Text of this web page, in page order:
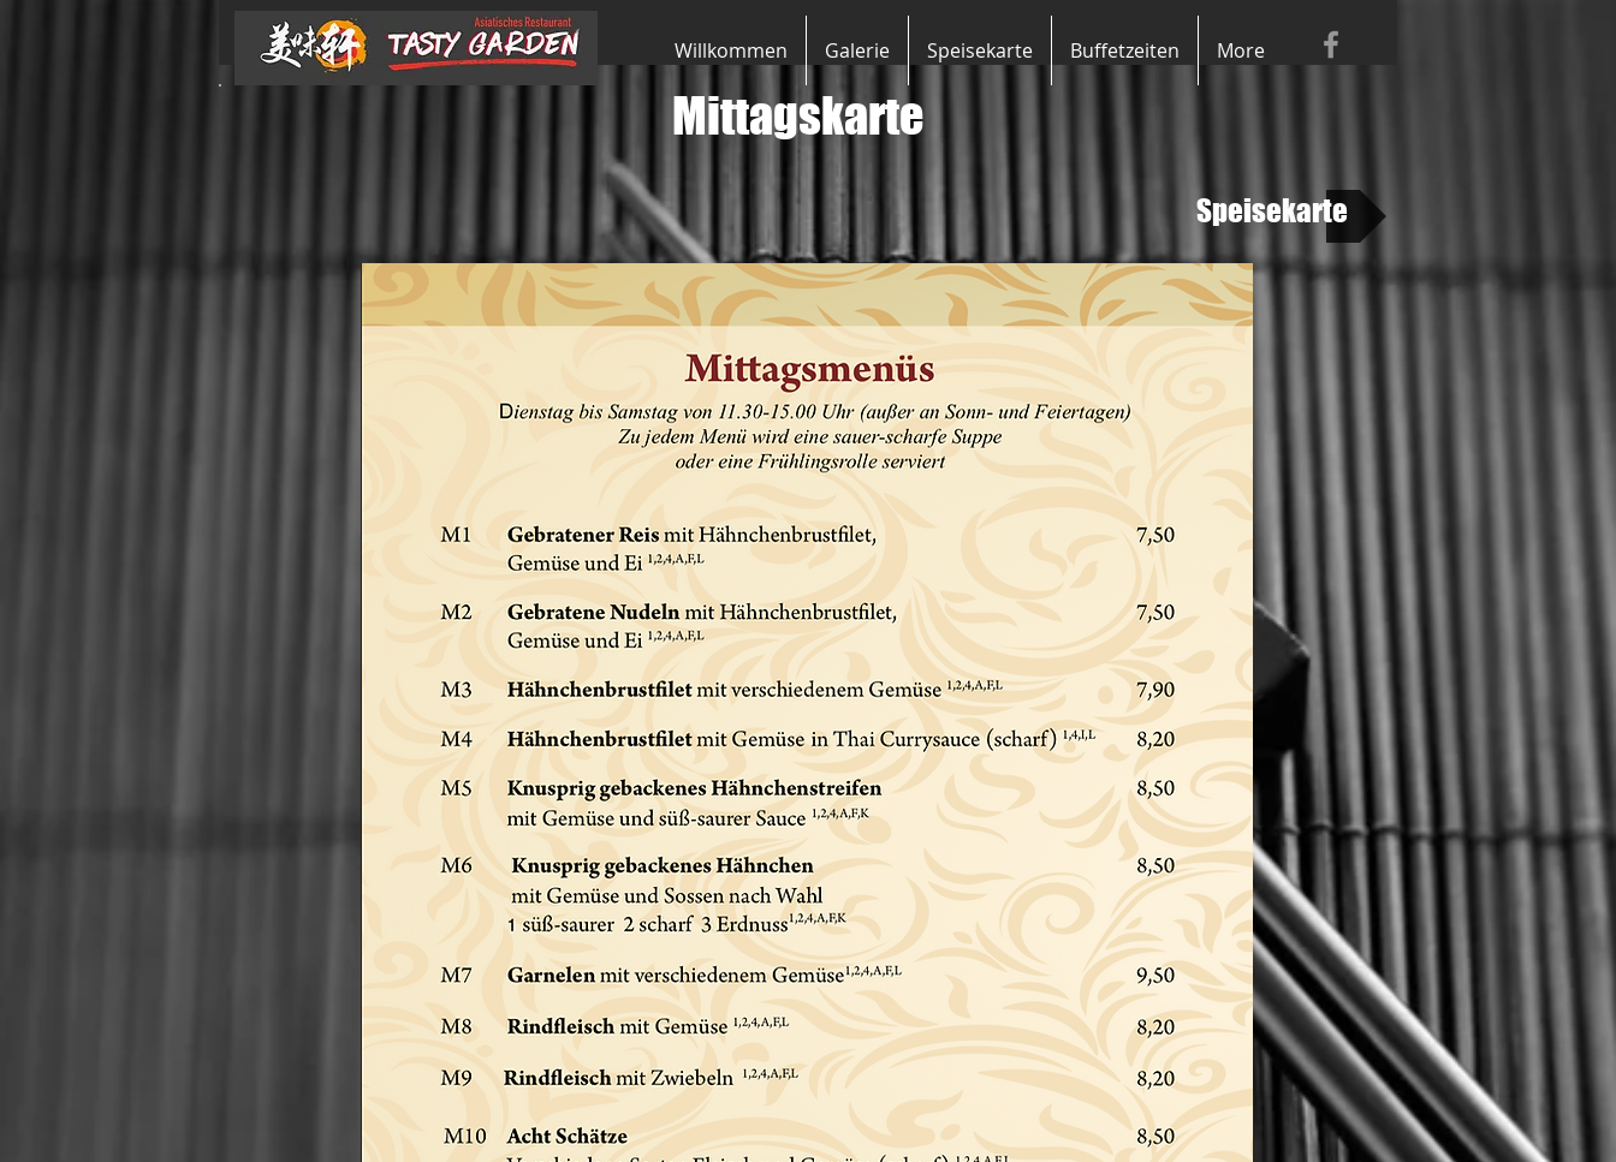
Willkommen Galerie Speisekarte Buffetzeiten More
Mittagskarte
Speisekarte